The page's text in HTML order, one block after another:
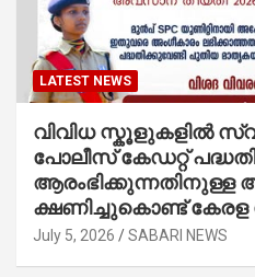
LATEST NEWS
വിവിധ സ്കൂളുകളില്‍
പോലീസ് കേഡറ്റ് പദ്ധതി
ആരംഭിക്കുന്നതിനുള്ള
ക്ഷണിച്ചുകൊണ്ട്
July 5, 2026 SABARI NEWS